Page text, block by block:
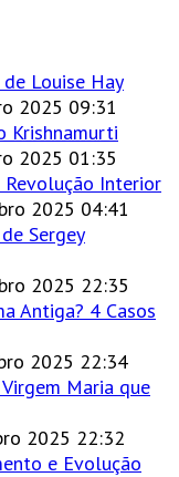
Louise Hay
2025 09:31
Krishnamurti
2025 01:35
Revolução Interior
2025 04:41
Sergey
2025 22:35
Antiga? 4 Casos
2025 22:34
Maria que
2025 22:32
e Evolução